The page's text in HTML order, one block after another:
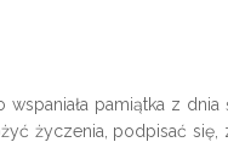
pamiątka z
życzenia, podpisać się,